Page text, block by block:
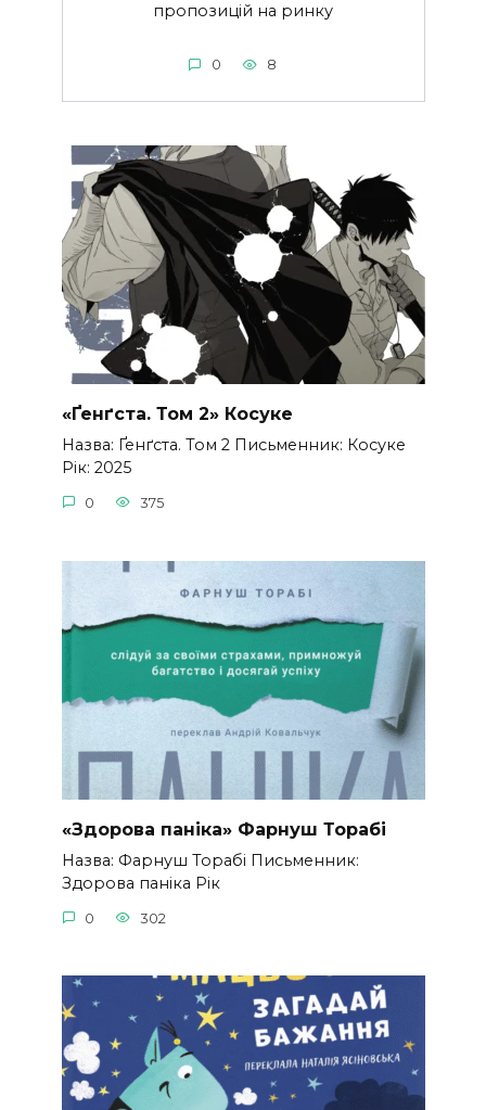
пропозицій на ринку
0 8
«Ґенґста. Том 2» Косуке
Назва: Ґенґста. Том 2 Письменник: Косуке
Рік: 2025
0 375
«Здорова паніка» Фарнуш Торабі
Назва: Фарнуш Торабі Письменник:
Здорова паніка Рік
0 302